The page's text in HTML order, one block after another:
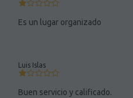
Es un lugar organizado
Luis Islas
Buen servicio y calificado.